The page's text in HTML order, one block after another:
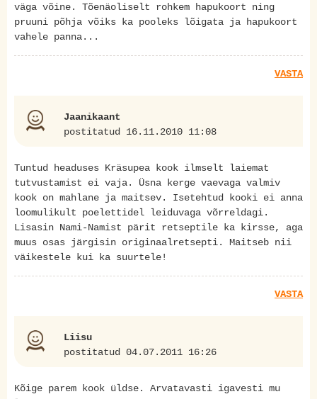
väga võine. Tõenäoliselt rohkem hapukoort ning
pruuni põhja võiks ka pooleks lõigata ja hapukoort
vahele panna...
VASTA
Jaanikaant
postitatud 16.11.2010 11:08
Tuntud headuses Kräsupea kook ilmselt laiemat
tutvustamist ei vaja. Üsna kerge vaevaga valmiv
kook on mahlane ja maitsev. Isetehtud kooki ei anna
loomulikult poelettidel leiduvaga võrreldagi.
Lisasin Nami-Namist pärit retseptile ka kirsse, aga
muus osas järgisin originaalretsepti. Maitseb nii
väikestele kui ka suurtele!
VASTA
Liisu
postitatud 04.07.2011 16:26
Kõige parem kook üldse. Arvatavasti igavesti mu